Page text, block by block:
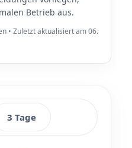
Betrieb aus.
• Zuletzt aktualisiert am 06.
3 Tage